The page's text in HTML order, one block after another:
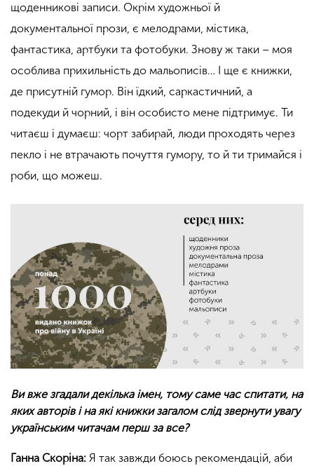
щоденникові записи. Окрім художньої й
документальної прози, є мелодрами, містика,
фантастика, артбуки та фотобуки. Знову ж таки – моя
особлива прихильність до мальописів… І ще є книжки,
де присутній гумор. Він їдкий, саркастичний, а
подекуди й чорний, і він особисто мене підтримує. Ти
читаєш і думаєш: чорт забирай, люди проходять через
пекло і не втрачають почуття гумору, то й ти тримайся і
роби, що можеш.
Ви вже згадали декілька імен, тому саме час спитати, на
яких авторів і на які книжки загалом слід звернути увагу
українським читачам перш за все?
Ганна Скоріна: Я так завжди боюсь рекомендацій, аби